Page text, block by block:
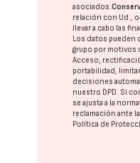
asociados.
relación con Ud.,
llevar a cabo las
Los datos pueden
grupo por motivos
Acceso,
portabilidad,
decisiones
nuestro DPD . Si
se ajusta a la
reclamación ante
Política de